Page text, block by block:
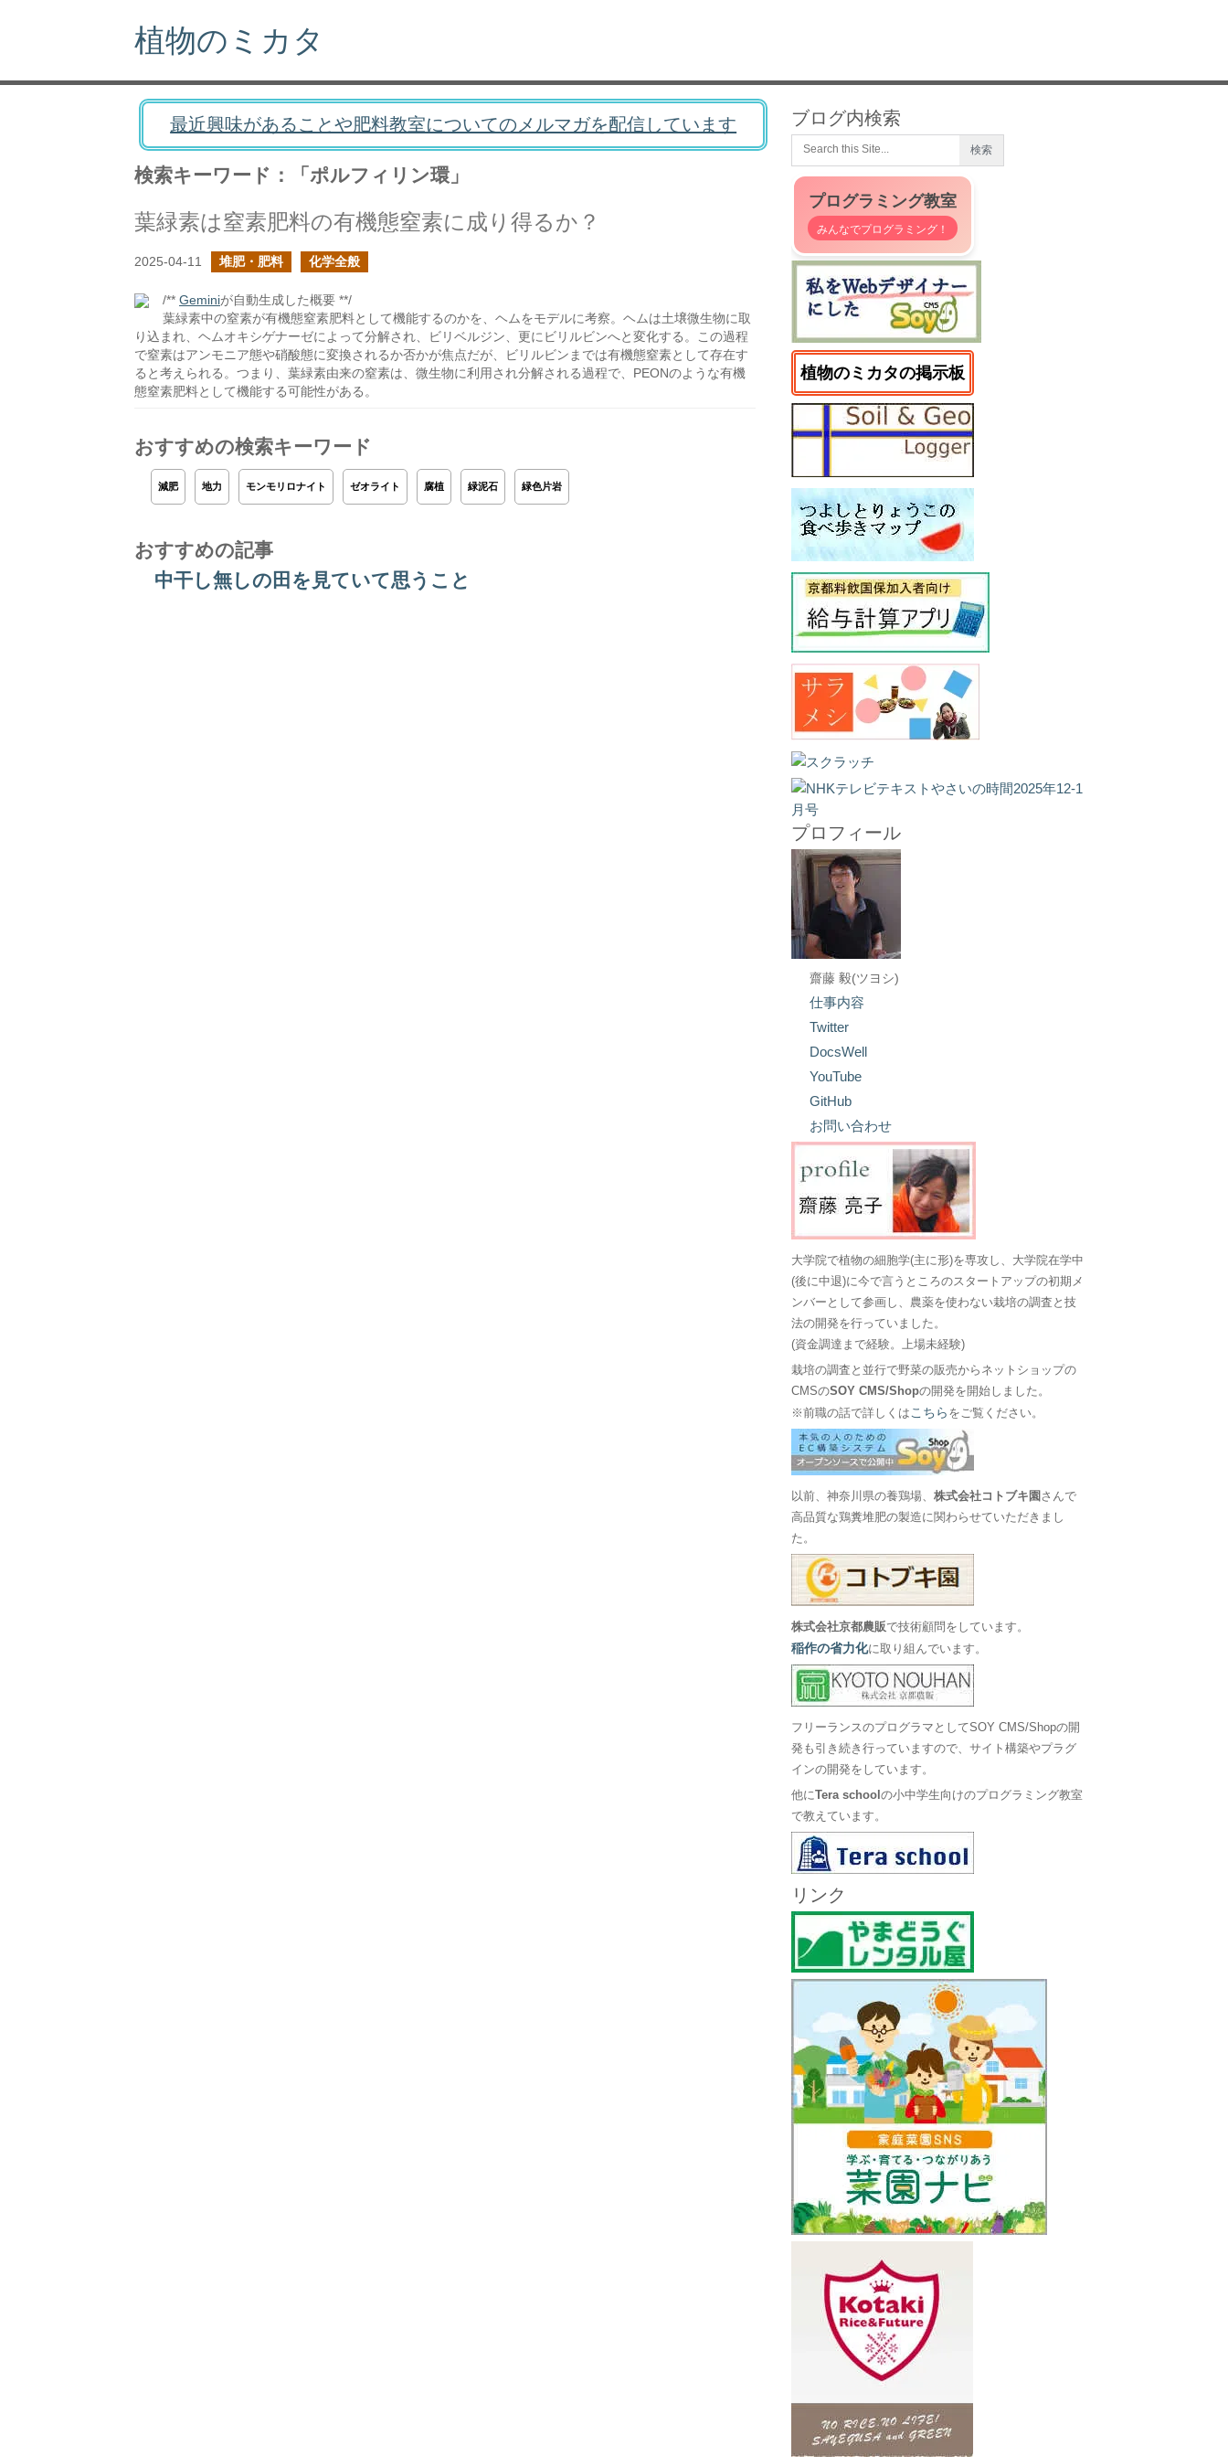
植物のミカタ
最近興味があることや肥料教室についてのメルマガを配信しています
検索キーワード：「ポルフィリン環」
葉緑素は窒素肥料の有機態窒素に成り得るか？
2025-04-11 堆肥・肥料 化学全般
/** Geminiが自動生成した概要 **/
葉緑素中の窒素が有機態窒素肥料として機能するのかを、ヘムをモデルに考察。ヘムは土壌微生物に取
り込まれ、ヘムオキシゲナーゼによって分解され、ビリベルジン、更にビリルビンへと変化する。この過程
で窒素はアンモニア態や硝酸態に変換されるか否かが焦点だが、ビリルビンまでは有機態窒素として存在す
ると考えられる。つまり、葉緑素由来の窒素は、微生物に利用され分解される過程で、PEONのような有機
態窒素肥料として機能する可能性がある。
おすすめの検索キーワード
減肥 地力 モンモリロナイト ゼオライト 腐植 緑泥石 緑色片岩
おすすめの記事
中干し無しの田を見ていて思うこと
ブログ内検索
プログラミング教室
みんなでプログラミング！
植物のミカタの掲示板
プロフィール
齋藤 毅(ツヨシ)
仕事内容
Twitter
DocsWell
YouTube
GitHub
お問い合わせ
大学院で植物の細胞学(主に形)を専攻し、大学院在学中
(後に中退)に今で言うところのスタートアップの初期メ
ンバーとして参画し、農薬を使わない栽培の調査と技
法の開発を行っていました。
(資金調達まで経験。上場未経験)
栽培の調査と並行で野菜の販売からネットショップの
CMSのSOY CMS/Shopの開発を開始しました。
※前職の話で詳しくは こちら をご覧ください。
以前、神奈川県の養鶏場、株式会社コトブキ園 さんで
高品質な鶏糞堆肥の製造に関わらせていただきまし
た。
株式会社京都農販で技術顧問をしています。
稲作の省力化に取り組んでいます。
フリーランスのプログラマとしてSOY CMS/Shopの開
発も引き続き行っていますので、サイト構築やプラグ
インの開発をしています。
他にTera schoolの小中学生向けのプログラミング教室
で教えています。
リンク